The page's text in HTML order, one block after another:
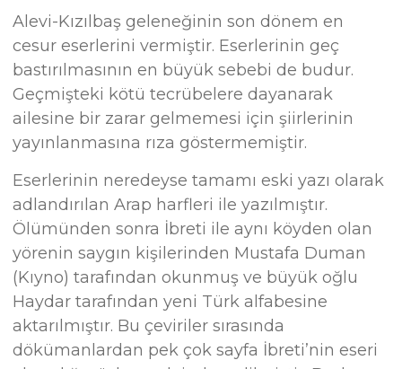
Alevi-Kızılbaş geleneğinin son dönem en
cesur eserlerini vermiştir. Eserlerinin geç
bastırılmasının en büyük sebebi de budur.
Geçmişteki kötü tecrübelere dayanarak
ailesine bir zarar gelmemesi için şiirlerinin
yayınlanmasına rıza göstermemiştir.
Eserlerinin neredeyse tamamı eski yazı olarak
adlandırılan Arap harfleri ile yazılmıştır.
Ölümünden sonra İbreti ile aynı köyden olan
yörenin saygın kişilerinden Mustafa Duman
(Kıyno) tarafından okunmuş ve büyük oğlu
Haydar tarafından yeni Türk alfabesine
aktarılmıştır. Bu çeviriler sırasında
dökümanlardan pek çok sayfa İbreti’nin eseri